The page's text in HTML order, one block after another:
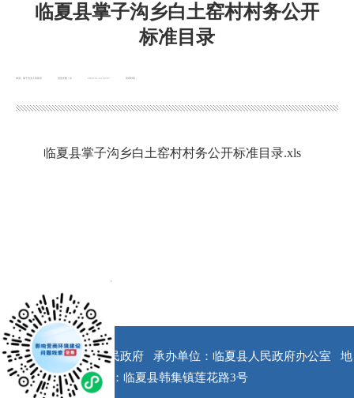
临夏县掌子沟乡白土窑村村务公开
标准目录
来源：掌子沟乡人民政府 浏览次数： 发布时间：
2022-11-14 16:47
临夏县掌子沟乡白土窑村村务公开标准目录.xls
版权所有：临夏县人民政府 承办单位：临夏县人民政府办公室
地
址：临夏县韩集镇莲花路3号
x